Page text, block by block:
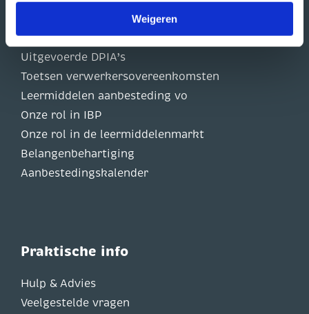
Weigeren
Uitgevoerde DPIA’s
Toetsen verwerkersovereenkomsten
Leermiddelen aanbesteding vo
Onze rol in IBP
Onze rol in de leermiddelenmarkt
Belangenbehartiging
Aanbestedingskalender
Praktische info
Hulp & Advies
Veelgestelde vragen